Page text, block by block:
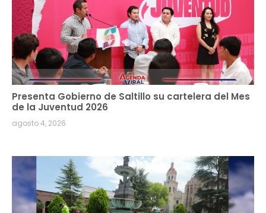
Presenta Gobierno de Saltillo su cartelera del Mes
de la Juventud 2026
agosto 4, 2026